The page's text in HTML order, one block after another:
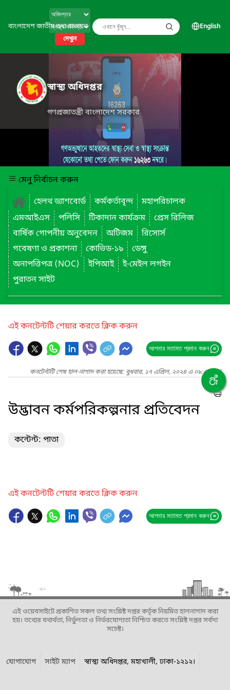
বাংলাদেশ জাতীয় তথ্য বাতায়ন
দেখুন
English
স্বাস্থ্য অধিদপ্তর
গণপ্রজাতন্ত্রী বাংলাদেশ সরকার
মেনু নির্বাচন করুন
হেলথ ড্যাশবোর্ড
কর্মকর্তাবৃন্দ
মহাপরিচালক
এমআইএস
পলিসি টিকাদান কার্যক্রম
প্রেস রিলিজ
বার্ষিক গোপনীয় অনুবেদন
অটিজম
রিসোর্স
গবেষণা ও প্রকাশনা
কোভিড-১৯
ডেঙ্গু
অনাপত্তিপত্র (NOC)
ইপিআই
ই-মেইল লগইন
পুরাতন সাইট
এই কনটেন্টটি শেয়ার করতে ক্লিক করুন
আপনার মতামত প্রদান করুন
কনটেন্টটি শেষ হাল-নাগাদ করা হয়েছে: বুধবার, ১৭ এপ্রিল, ২০২৪ এ ০৯:৫৮ PM
উদ্ভাবন কর্মপরিকল্পনার প্রতিবেদন
কন্টেন্ট: পাতা
এই কনটেন্টটি শেয়ার করতে ক্লিক করুন
আপনার মতামত প্রদান করুন
এই ওয়েবসাইটে প্রকাশিত সকল তথ্য সংশ্লিষ্ট দপ্তর কর্তৃক নিয়মিত হালনাগাদ করা
হয়। তথ্যের যথার্থতা, নির্ভুলতা ও নির্ভরযোগ্যতা নিশ্চিত করতে সংশ্লিষ্ট দপ্তর সর্বদা
সচেষ্ট।
যোগাযোগ সাইট ম্যাপ স্বাস্থ্য অধিদপ্তর, মহাখালী, ঢাকা-১২১২।